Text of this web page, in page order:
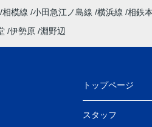
す。
ち合わせの際には、お忙しい中にも関
合いさせていただけましたら幸いです。
相模線 小田急江ノ島線 横浜線 相鉄
伊勢原 淵野辺
トップページ
スタッフ